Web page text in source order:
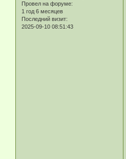
Провел на форуме:
1 год 6 месяцев
Последний визит:
2025-09-10 08:51:43